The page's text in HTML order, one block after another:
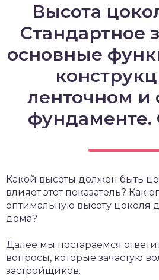
Высота
Стандартное
основные
ленточном и
фундаменте.
Какой высоты должен быть
влияет этот показатель? Как
оптимальную высоту цоколя
дома?
Далее мы постараемся
вопросы, которые зачастую
застройщиков.